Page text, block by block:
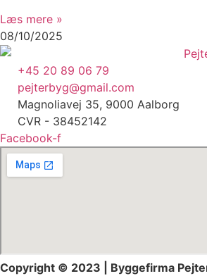
Læs mere »
08/10/2025
+45 20 89 06 79
pejterbyg@gmail.com
Magnoliavej 35, 9000 Aalborg
CVR - 38452142
Facebook-f
Copyright © 2023 | Byggefirma Pejter